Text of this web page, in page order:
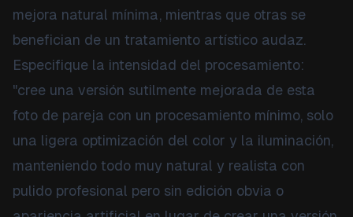
mejora natural mínima, mientras que otras se
benefician de un tratamiento artístico audaz.
Especifique la intensidad del procesamiento:
"cree una versión sutilmente mejorada de esta
foto de pareja con un procesamiento mínimo, solo
una ligera optimización del color y la iluminación,
manteniendo todo muy natural y realista con
pulido profesional pero sin edición obvia o